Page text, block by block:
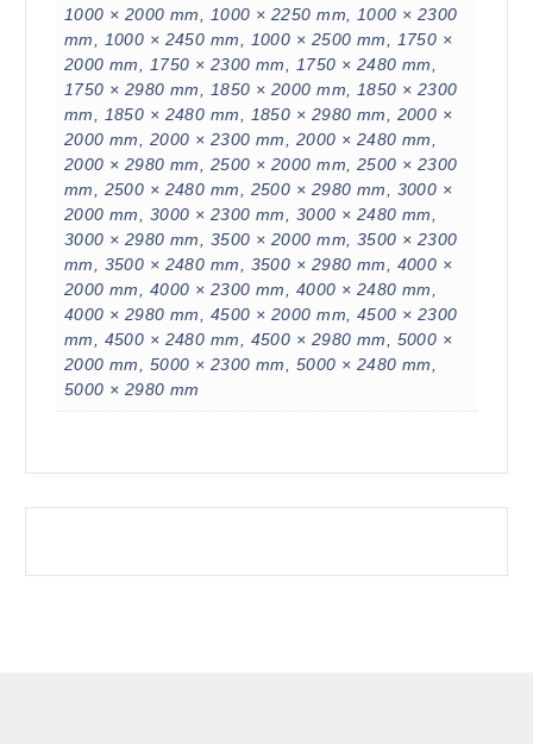
1000 × 2000 mm, 1000 × 2250 mm, 1000 × 2300
mm, 1000 × 2450 mm, 1000 × 2500 mm, 1750 ×
2000 mm, 1750 × 2300 mm, 1750 × 2480 mm,
1750 × 2980 mm, 1850 × 2000 mm, 1850 × 2300
mm, 1850 × 2480 mm, 1850 × 2980 mm, 2000 ×
2000 mm, 2000 × 2300 mm, 2000 × 2480 mm,
2000 × 2980 mm, 2500 × 2000 mm, 2500 × 2300
mm, 2500 × 2480 mm, 2500 × 2980 mm, 3000 ×
2000 mm, 3000 × 2300 mm, 3000 × 2480 mm,
3000 × 2980 mm, 3500 × 2000 mm, 3500 × 2300
mm, 3500 × 2480 mm, 3500 × 2980 mm, 4000 ×
2000 mm, 4000 × 2300 mm, 4000 × 2480 mm,
4000 × 2980 mm, 4500 × 2000 mm, 4500 × 2300
mm, 4500 × 2480 mm, 4500 × 2980 mm, 5000 ×
2000 mm, 5000 × 2300 mm, 5000 × 2480 mm,
5000 × 2980 mm